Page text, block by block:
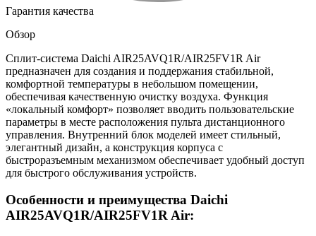
Гарантия качества
Обзор
Сплит-система Daichi AIR25AVQ1R/AIR25FV1R Air
предназначен для создания и поддержания стабильной,
комфортной температуры в небольшом помещении,
обеспечивая качественную очистку воздуха. Функция
«локальный комфорт» позволяет вводить пользовательские
параметры в месте расположения пульта дистанционного
управления. Внутренний блок моделей имеет стильный,
элегантный дизайн, а конструкция корпуса с
быстроразъемным механизмом обеспечивает удобный доступ
для быстрого обслуживания устройств.
Особенности и преимущества Daichi
AIR25AVQ1R/AIR25FV1R Air: